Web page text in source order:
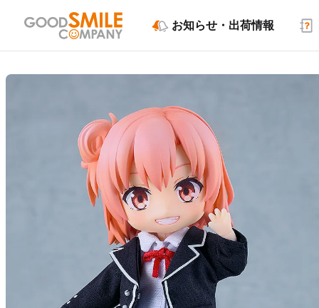
お知らせ・出荷情報